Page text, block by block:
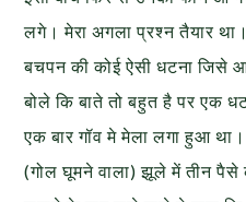
लगे। मेरा अगला प्रश्न तैयार
बचपन की कोई ऐसी धटना जिसे
बोले कि बाते तो बहुत है पर एक
एक बार गॉव मे मेला लगा हुआ
(गोल घूमने वाला) झूले में तीन